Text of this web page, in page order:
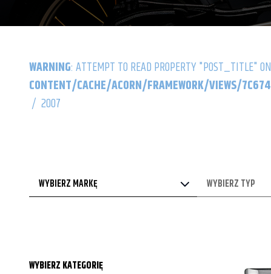
WARNING : ATTEMPT TO READ PROPERTY "POST_TITLE"
CONTENT/CACHE/ACORN/FRAMEWORK/VIEWS/
/ 2007
WYBIERZ MARKĘ WYBIERZ TYP
WYBIERZ KATEGORIĘ